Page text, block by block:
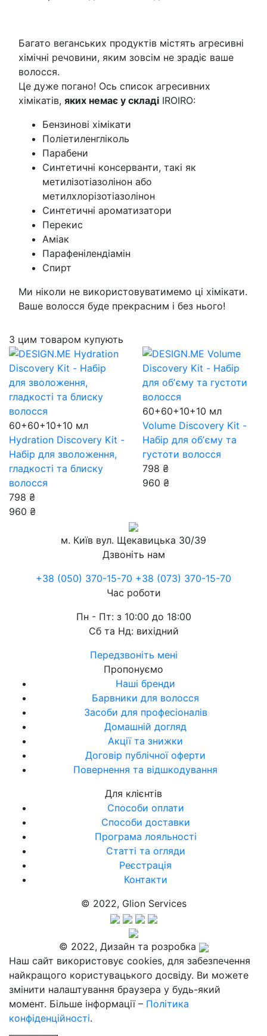
Багато веганських продуктів містять агресивні
хімічні речовини, яким зовсім не зрадіє ваше
волосся.
Це дуже погано! Ось список агресивних
хімікатів, яких немає у складі IROIRO:
Бензинові хімікати
Поліетиленгліколь
Парабени
Синтетичні консерванти, такі як
метилізотіазолінон або
метилхлорізотіазолінон
Синтетичні ароматизатори
Перекис
Аміак
Парафенілендіамін
Спирт
Ми ніколи не використовуватимемо ці хімікати.
Ваше волосся буде прекрасним і без нього!
З цим товаром купують
60+60+10+10 мл
Hydration Discovery Kit -
Набір для зволоження,
гладкості та блиску
волосся
798 ₴
960 ₴
60+60+10+10 мл
Volume Discovery Kit -
Набір для обʼєму та
густоти волосся
798 ₴
960 ₴
м. Київ вул. Щекавицька 30/39
Дзвоніть нам
+38 (050) 370-15-70 +38 (073) 370-15-70
Час роботи
Пн - Пт: з 10:00 до 18:00
Сб та Нд: вихідний
Передзвоніть мені
Пропонуємо
Наші бренди
Барвники для волосся
Засоби для професіоналів
Домашній догляд
Акції та знижки
Договір публічної оферти
Повернення та відшкодування
Для клієнтів
Способи оплати
Способи доставки
Програма лояльності
Статті та огляди
Реєстрація
Контакти
© 2022, Glion Services
© 2022, Дизайн та розробка
Наш сайт використовує cookies, для забезпечення
найкращого користувацького досвіду. Ви можете
змінити налаштування браузера у будь-який
момент. Більше інформації – Політика
конфіденційності.